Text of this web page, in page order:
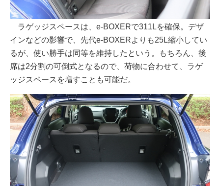
ラゲッジスペースは、e-BOXERで311Lを確保。デザ
インなどの影響で、先代e-BOXERよりも25L縮小してい
るが、使い勝手は同等を維持したという。もちろん、後
席は2分割の可倒式となるので、荷物に合わせて、ラゲ
ッジスペースを増すことも可能だ。